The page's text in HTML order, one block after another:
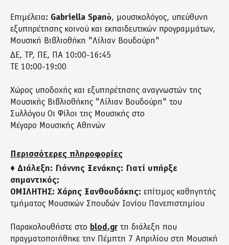
Επιμέλεια: Gabriella Spanò, μουσικολόγος, υπεύθυνη
εξυπηρέτησης κοινού και εκπαιδευτικών προγραμμάτων,
Μουσική Βιβλιοθήκη "Λίλιαν Βουδούρη"
ΔΕ, ΤΡ, ΠΕ, ΠΑ 10:00-16:45
ΤΕ 10:00-19:00
Χώρος υποδοχής και εξυπηρέτησης αναγνωστών της
Μουσικής Βιβλιοθήκης "Λίλιαν Βουδούρη" του
Συλλόγου Οι Φίλοι της Μουσικής στο
Μέγαρο Μουσικής Αθηνών
Περισσότερες πληροφορίες
♦ Διάλεξη: Γιάννης Ξενάκης: Γιατί υπήρξε
σημαντικός;
ΟΜΙΛΗΤΗΣ: Χάρης Ξανθουδάκης: επίτιμος καθηγητής
τμήματος Μουσικών Σπουδών Ιονίου Πανεπιστημίου
Παρακολουθήστε στο blod.grτη διάλεξη που
πραγματοποιήθηκε την Πέμπτη 7 Απριλίου στη Μουσική